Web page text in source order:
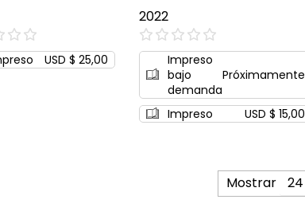
USD $ 25,00
2022
0%
Impreso
bajo
demanda
Próximamente
Impreso USD $ 15,00
Mostrar